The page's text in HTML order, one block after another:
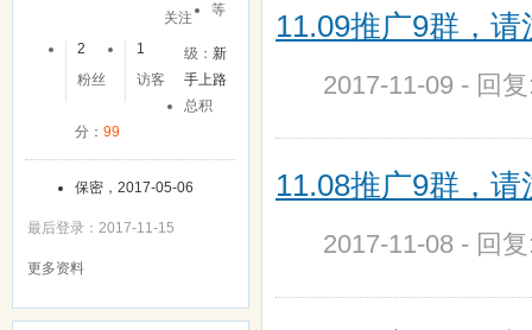
关注
2
粉丝
1
访客
等
级：新
手上路
总积
分： 99
保密，2017-05-06
最后登录：2017-11-15
更多资料
11.09推广9群，
2017-11-09 - 回
11.08推广9群，
2017-11-08 - 回